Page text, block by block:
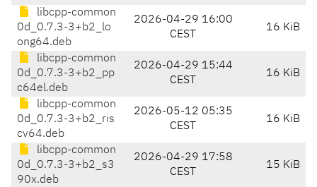
libcpp-common
0d_0.7.3-3+b2_lo
ong64.deb
2026-04-29 16:00
CEST
16 KiB
libcpp-common
0d_0.7.3-3+b2_pp
c64el.deb
2026-04-29 15:44
CEST
16 KiB
libcpp-common
0d_0.7.3-3+b2_ris
cv64.deb
2026-05-12 05:35
CEST
16 KiB
libcpp-common
0d_0.7.3-3+b2_s3
90x.deb
2026-04-29 17:58
CEST
15 KiB